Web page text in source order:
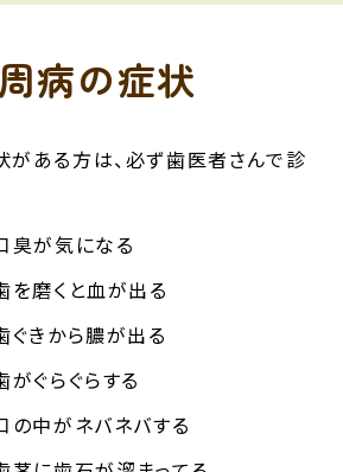
病の症状
がある方は、必ず歯医者さんで診
臭が気になる
を磨くと血が出る
ぐきから膿が出る
がぐらぐらする
の中がネバネバする